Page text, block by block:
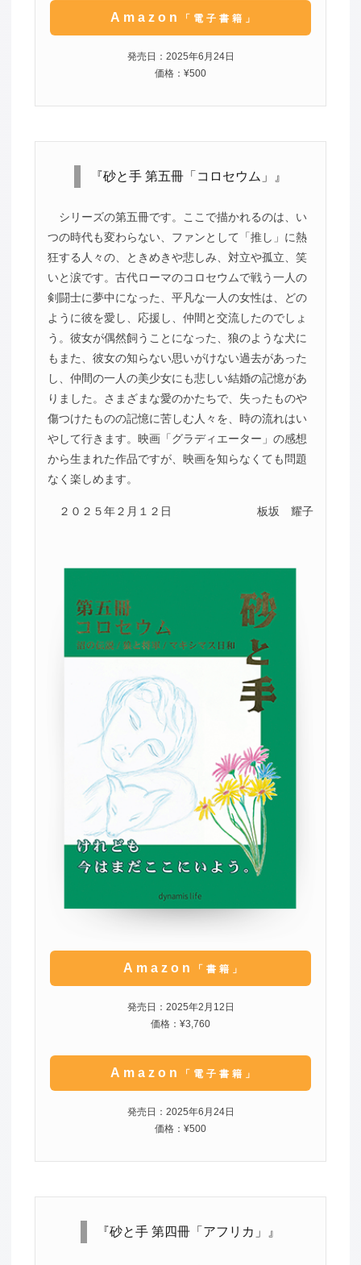
Amazon 「電子書籍」
発売日：2025年6月24日
価格：¥500
『砂と手 第五冊「コロセウム」』
シリーズの第五冊です。ここで描かれるのは、い
つの時代も変わらない、ファンとして「推し」に熱
狂する人々の、ときめきや悲しみ、対立や孤立、笑
いと涙です。古代ローマのコロセウムで戦う一人の
剣闘士に夢中になった、平凡な一人の女性は、どの
ように彼を愛し、応援し、仲間と交流したのでしょ
う。彼女が偶然飼うことになった、狼のような犬に
もまた、彼女の知らない思いがけない過去があった
し、仲間の一人の美少女にも悲しい結婚の記憶があ
りました。さまざまな愛のかたちで、失ったものや
傷つけたものの記憶に苦しむ人々を、時の流れはい
やして行きます。映画「グラディエーター」の感想
から生まれた作品ですが、映画を知らなくても問題
なく楽しめます。
２０２５年２月１２日 板坂 耀子
Amazon 「書籍」
発売日：2025年2月12日
価格：¥3,760
Amazon 「電子書籍」
発売日：2025年6月24日
価格：¥500
『砂と手 第四冊「アフリカ」』